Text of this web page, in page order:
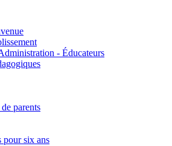
- Éducateurs
parents
pour six ans